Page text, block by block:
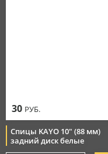
30 РУБ.
Спицы KAYO 10" (88 мм)
задний диск белые